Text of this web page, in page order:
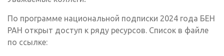
По программе национальной подписки 2024 года БЕН
РАН открыт доступ к ряду ресурсов. Список в файле
по ссылке: